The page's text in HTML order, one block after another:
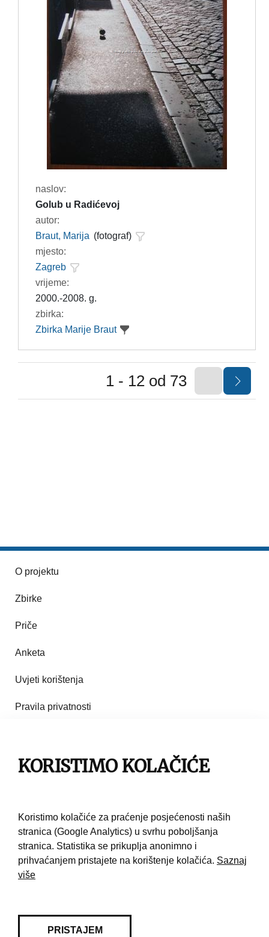
naslov:
Golub u Radićevoj
autor:
Braut, Marija (fotograf)
mjesto:
Zagreb
vrijeme:
2000.-2008. g.
zbirka:
Zbirka Marije Braut
1 - 12 od 73
O projektu
Zbirke
Priče
Anketa
Uvjeti korištenja
Pravila privatnosti
Pravila korištenja
KORISTIMO KOLAČIĆE
Koristimo kolačiće za praćenje posjećenosti naših
stranica (Google Analytics) u svrhu poboljšanja
stranica. Statistika se prikuplja anonimno i
prihvaćanjem pristajete na korištenje kolačića. Saznaj
više
PRISTAJEM